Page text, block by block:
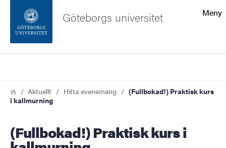
Sidfoten
Om webbplatsen
Meny
Göteborgs universitet
Länkstig
HemAktuellt Hitta evenemang
(Fullbokad!) Praktisk kurs
i kallmurning
(Fullbokad!) Praktisk kurs i